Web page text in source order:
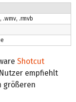
.wmv, .rmvb
Shotcut
empfiehlt
größeren